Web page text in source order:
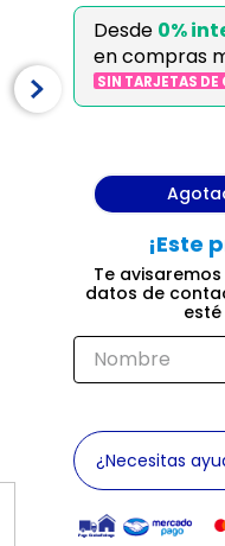
Desde 0%
en compras
SIN TARJETAS DE
¿Necesitas